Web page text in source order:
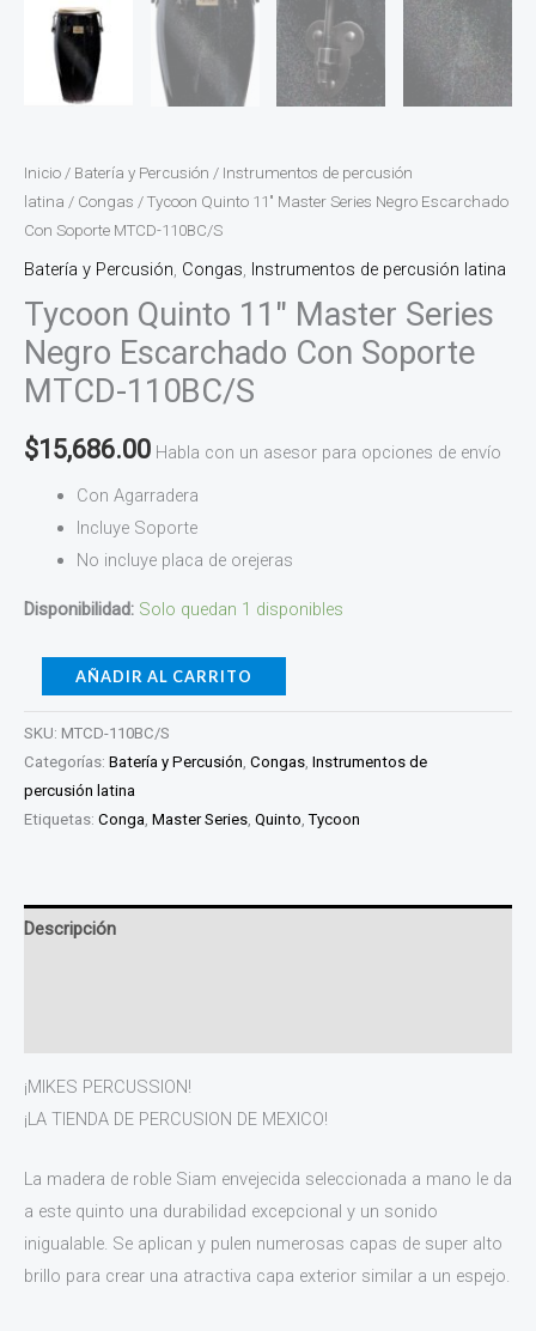
Inicio / Batería y Percusión / Instrumentos de percusión
latina / Congas / Tycoon Quinto 11″ Master Series Negro Escarchado
Con Soporte MTCD-110BC/S
Batería y Percusión, Congas, Instrumentos de percusión latina
Tycoon Quinto 11″ Master Series
Negro Escarchado Con Soporte
MTCD-110BC/S
$15,686.00 Habla con un asesor para opciones de envío
Con Agarradera
Incluye Soporte
No incluye placa de orejeras
Disponibilidad: Solo quedan 1 disponibles
AÑADIR AL CARRITO
SKU: MTCD-110BC/S
Categorías: Batería y Percusión, Congas, Instrumentos de
percusión latina
Etiquetas: Conga, Master Series, Quinto,Tycoon
Descripción
¡MIKES PERCUSSION!
¡LA TIENDA DE PERCUSION DE MEXICO!
La madera de roble Siam envejecida seleccionada a mano le da
a este quinto una durabilidad excepcional y un sonido
inigualable. Se aplican y pulen numerosas capas de super alto
brillo para crear una atractiva capa exterior similar a un espejo.